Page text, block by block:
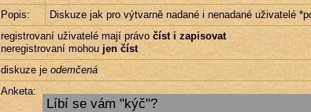
Popis:
Diskuze jak pro výtvarně nadané i nenadané uživatelé
registrovaní uživatelé mají právo číst i zapisovat
neregistrovaní mohou jen číst
diskuze je odemčená
Anketa:
Líbí se vám "kýč"?